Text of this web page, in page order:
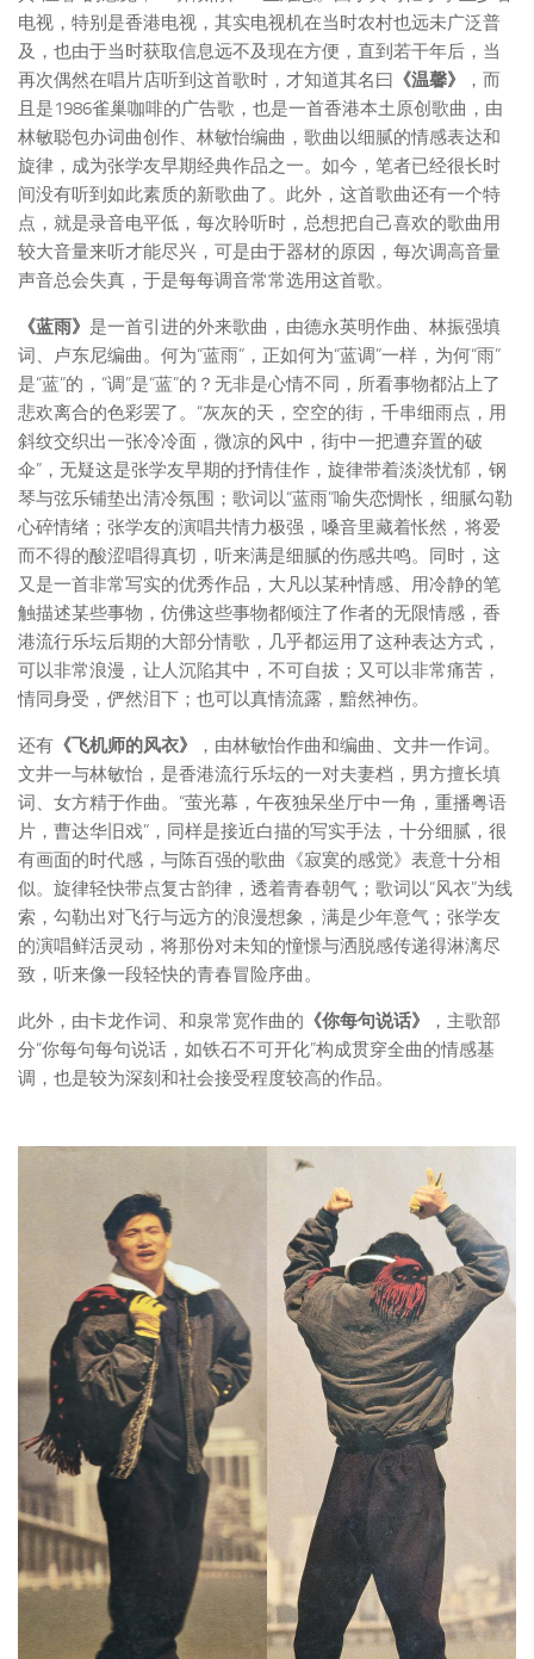
电视，特别是香港电视，其实电视机在当时农村也远未广泛普
及，也由于当时获取信息远不及现在方便，直到若干年后，当
再次偶然在唱片店听到这首歌时，才知道其名曰 《温馨》
，而
且是1986雀巢咖啡的广告歌，也是一首香港本土原创歌曲，由
林敏聪包办词曲创作、林敏怡编曲，歌曲以细腻的情感表达和
旋律，成为张学友早期经典作品之一。如今，笔者已经很长时
间没有听到如此素质的新歌曲了。此外，这首歌曲还有一个特
点，就是录音电平低，每次聆听时，总想把自己喜欢的歌曲用
较大音量来听才能尽兴，可是由于器材的原因，每次调高音量
声音总会失真，于是每每调音常常选用这首歌。
《蓝雨》 是一首引进的外来歌曲，由德永英明作曲、林振强填
词、卢东尼编曲。何为“蓝雨”，正如何为“蓝调”一样，为何“雨”
是“蓝”的，“调”是“蓝”的？无非是心情不同，所看事物都沾上了
悲欢离合的色彩罢了。“灰灰的天，空空的街，千串细雨点，用
斜纹交织出一张冷冷面，微凉的风中，街中一把遭弃置的破
伞”，无疑这是张学友早期的抒情佳作，旋律带着淡淡忧郁，钢
琴与弦乐铺垫出清冷氛围；歌词以“蓝雨”喻失恋惆怅，细腻勾勒
心碎情绪；张学友的演唱共情力极强，嗓音里藏着怅然，将爱
而不得的酸涩唱得真切，听来满是细腻的伤感共鸣。同时，这
又是一首非常写实的优秀作品，大凡以某种情感、用冷静的笔
触描述某些事物，仿佛这些事物都倾注了作者的无限情感，香
港流行乐坛后期的大部分情歌，几乎都运用了这种表达方式，
可以非常浪漫，让人沉陷其中，不可自拔；又可以非常痛苦，
情同身受，俨然泪下；也可以真情流露，黯然神伤。
还有 《飞机师的风衣》
，由林敏怡作曲和编曲、文井一作词。
文井一与林敏怡，是香港流行乐坛的一对夫妻档，男方擅长填
词、女方精于作曲。“萤光幕，午夜独呆坐厅中一角，重播粤语
片，曹达华旧戏”，同样是接近白描的写实手法，十分细腻，很
有画面的时代感，与陈百强的歌曲《寂寞的感觉》表意十分相
似。旋律轻快带点复古韵律，透着青春朝气；歌词以“风衣”为线
索，勾勒出对飞行与远方的浪漫想象，满是少年意气；张学友
的演唱鲜活灵动，将那份对未知的憧憬与洒脱感传递得淋漓尽
致，听来像一段轻快的青春冒险序曲。
此外，由卡龙作词、和泉常宽作曲的 《你每句说话》
，主歌部
分“你每句每句说话，如铁石不可开化”构成贯穿全曲的情感基
调，也是较为深刻和社会接受程度较高的作品。